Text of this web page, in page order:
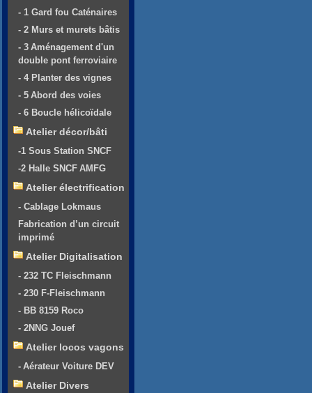
- 1 Gard fou Caténaires
- 2 Murs et murets bâtis
- 3 Aménagement d'un
double pont ferroviaire
- 4 Planter des vignes
- 5 Abord des voies
- 6 Boucle hélicoïdale
Atelier décor/bâti
-1 Sous Station SNCF
-2 Halle SNCF AMFG
Atelier électrification
- Cablage Lokmaus
Fabrication d’un circuit
imprimé
Atelier Digitalisation
- 232 TC Fleischmann
- 230 F-Fleischmann
- BB 8159 Roco
- 2NNG Jouef
Atelier locos vagons
- Aérateur Voiture DEV
Atelier Divers